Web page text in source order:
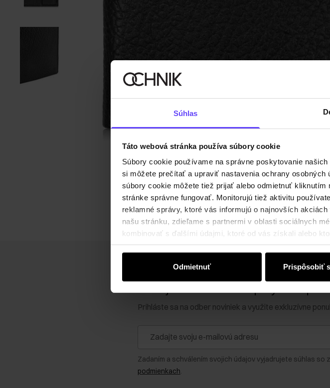
Súhlas
Táto webová stránka používa súbory cookie
Súbory cookie používame na správne poskytovanie
si môžete prečítať a upraviť nastavenia ochrany
súbory cookie môžete tiež prijať alebo odmietnuť
stránke správne fungovať. Monitorujú tiež aktivitu
reklamné správy, ktoré vás informujú o najnovších
našu stránku, zdieľame s partnermi v oblasti sociálnych
kombinovať s ďalšími údajmi, ktoré od vás získali alebo
Odmietnuť Prispôsobiť
Prihláste sa na odber noviniek a využite exkluzívne
Zadaním a schválením svojich údajov vyjadrujete súhlas
podmienkach.